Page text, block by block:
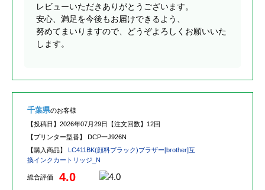
レビューいただきありがとうございます。
安心、満足を今後もお届けできるよう、
努めてまいりますので、どうぞよろしくお願いいた
します。
千葉県のお客様
【投稿日】 2026年07月29日 【注文回数】 12回
【プリンター型番】 DCP一J926N
【購入商品】 LC411BK(顔料ブラック)ブラザー[brother]互
換インクカートリッジ_N
総合評価 4.0